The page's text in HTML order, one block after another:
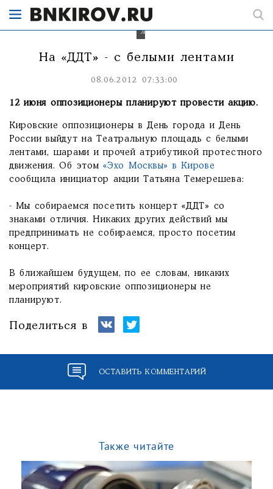
белыми
лентами.
На «ДДТ» - с белыми лентами
08.06.2012 07:33:00
12 июня оппозиционеры планируют провести акцию.
Кировские оппозиционеры в День города и День
России выйдут на Театральную площадь с белыми
лентами, шарами и прочей атрибутикой протестного
движения. Об этом«Эхо Москвы» в Кирове
сообщила инициатор акции Татьяна Темерешева:
- Мы собираемся посетить концерт «ДДТ» со
знаками отличия. Никаких других действий мы
предпринимать не собираемся, просто посетим
концерт.
В ближайшем будущем, по ее словам, никаких
мероприятий кировские оппозиционеры не
планируют.
Поделиться в
ОСТАВИТЬ КОММЕНТАРИЙ
Также читайте